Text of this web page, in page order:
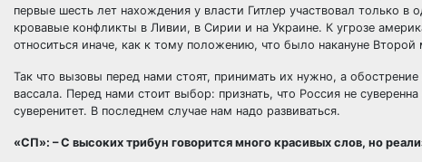
первые шесть лет нахождения у власти Гитлер участвовал только
кровавые конфликты в Ливии, в Сирии и на Украине. К угрозе
относиться иначе, как к тому положению, что было накануне
Так что вызовы перед нами стоят, принимать их нужно, а
вассала. Перед нами стоит выбор: признать, что Россия не
суверенитет. В последнем случае нам надо развиваться.
«СП»: – С высоких трибун говорится много красивых слов, но